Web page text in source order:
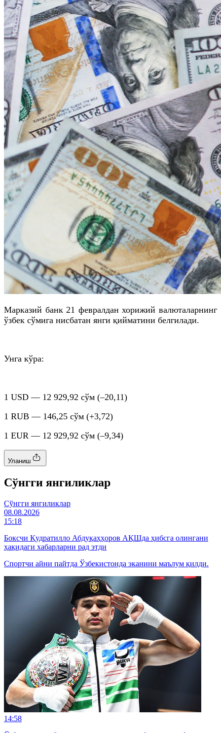
Марказий банк 21 февралдан хорижий валюталарнинг
ўзбек сўмига нисбатан янги қийматини белгилади.
Унга кўра:
1 USD — 12 929,92 сўм (–20,11)
1 RUB — 146,25 сўм (+3,72)
1 EUR — 12 929,92 сўм (–9,34)
Уланиш
Cўнгги янгиликлар
Cўнгги янгиликлар
08.08.2026
15:18
Боксчи Қудратилло Абдуқаҳҳоров АҚШда ҳибсга олингани
ҳақидаги хабарларни рад этди
Спортчи айни пайтда Ўзбекистонда эканини маълум қилди.
14:58